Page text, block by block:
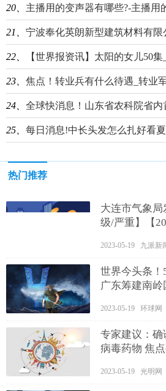
20、 主播用的变声器有哪些?-主播用的
21、 宁波奉化英朗新型建筑材料有限
22、 【世界报资讯】太阳的女儿50
23、 焦点！转业兵有什么待遇_转业
24、 全球快消息！山东省农科院省内首个
25、 每日消息!中长头发怎么扎好看夏
热门推荐
大连市气象
级/严重】【
2023-05-19 九派新
世界今头条！
广东筹建南岭
2023-05-19 环球网
专家建议：
病毒药物 焦
2023-05-19 光明网